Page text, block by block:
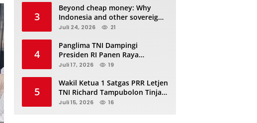
3
Beyond cheap money: Why
Indonesia and other sovereigns
are turning to panda bonds
Juli 24, 2026 21
4
Panglima TNI Dampingi
Presiden RI Panen Raya
Terpadu TNI, Perkuat
Juli 17, 2026 19
5
Wakil Ketua 1 Satgas PRR Letjen
TNI Richard Tampubolon Tinjau
Padang Sidimpuan dan
Juli 15, 2026 16